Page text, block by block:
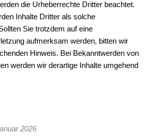
die Urheberrechte Dritter beachtet.
Inhalte Dritter als solche
Sie trotzdem auf eine
aufmerksam werden, bitten wir
Hinweis. Bei Bekanntwerden von
werden wir derartige Inhalte umgehend
2026